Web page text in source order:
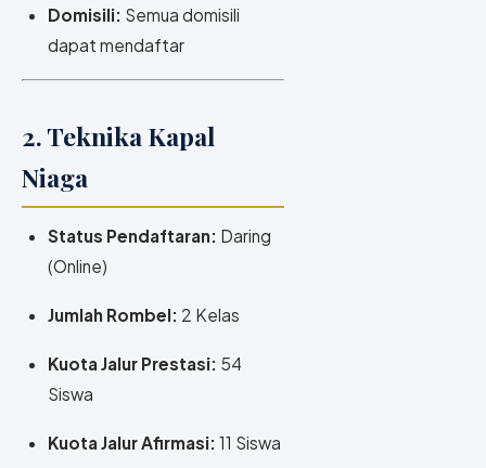
Domisili: Semua domisili
dapat mendaftar
2. Teknika Kapal
Niaga
Status Pendaftaran: Daring
(Online)
Jumlah Rombel: 2 Kelas
Kuota Jalur Prestasi: 54
Siswa
Kuota Jalur Afirmasi: 11 Siswa